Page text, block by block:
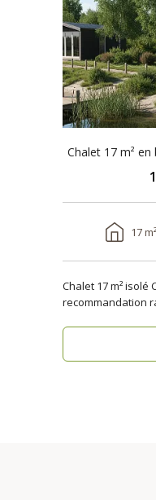
Chalet 17 m² en
17 m²
Chalet 17 m² isolé CAEN
recommandation